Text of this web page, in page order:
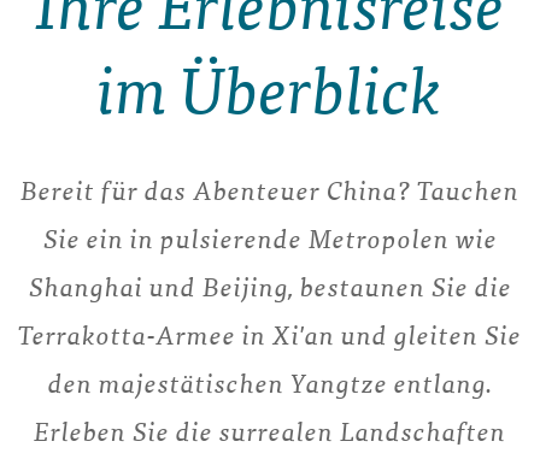
im Überblick
Bereit für das Abenteuer China? Tauchen
Sie ein in pulsierende Metropolen wie
Shanghai und Beijing, bestaunen Sie die
Terrakotta-Armee in Xi'an und gleiten Sie
den majestätischen Yangtze entlang.
Erleben Sie die surrealen Landschaften